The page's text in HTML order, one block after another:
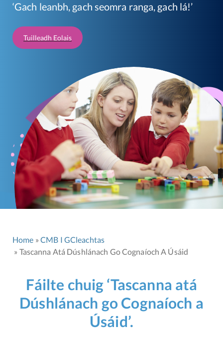
‘Gach leanbh, gach seomra ranga, gach lá!’
Tuilleadh Eolais
Home
CMB I GCleachtas
Tascanna Atá Dúshlánach Go Cognaíoch A Úsáid
Fáilte chuig ‘Tascanna atá
Dúshlánach go Cognaíoch​ a
Úsáid’.